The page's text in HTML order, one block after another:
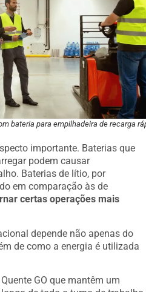
bateria para empilhadeira de recarga
importante. Baterias que
podem causar
Baterias de lítio, por
em comparação às de
certas operações mais
depende não apenas do
de como a energia é utilizada
GO que mantêm um